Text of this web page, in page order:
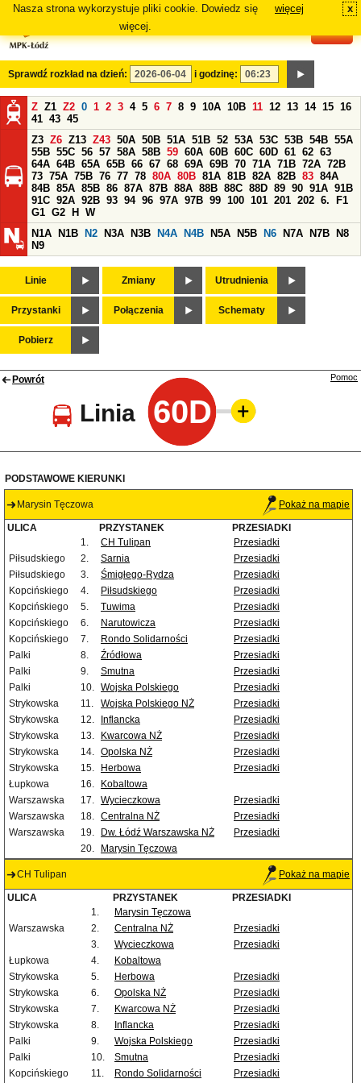
Nasza strona wykorzystuje pliki cookie. Dowiedz się
więcej.
więcej x
Sprawdź rozkład na dzień: i godzinę:
Z Z1 Z2 0 1 2 3 4 5 6 7 8 9 10A 10B 11 12 13 14 15 16
41 43 45
Z3 Z6 Z13 Z43 50A 50B 51A 51B 52 53A 53C 53B 54B 55A
55B 55C 56 57 58A 58B 59 60A 60B 60C 60D 61 62 63
64A 64B 65A 65B 66 67 68 69A 69B 70 71A 71B 72A 72B
73 75A 75B 76 77 78 80A 80B 81A 81B 82A 82B 83 84A
84B 85A 85B 86 87A 87B 88A 88B 88C 88D 89 90 91A 91B
91C 92A 92B 93 94 96 97A 97B 99 100 101 201 202 6.
F1
G1 G2 H
W
N1A
N1B N2 N3A N3B N4A N4B N5A N5B N6 N7A N7B
N8
N9
Linie Zmiany Utrudnienia
Przystanki Połączenia Schematy
Pobierz
Powrót
Linia 60D
Pomoc
PODSTAWOWE KIERUNKI
Marysin Tęczowa Pokaż na mapie
ULICA PRZYSTANEK
PRZESIADKI
1.
CH Tulipan
Przesiadki
Piłsudskiego
2. Sarnia
Przesiadki
Piłsudskiego
3. Śmigłego-Rydza
Przesiadki
Kopcińskiego
4. Piłsudskiego
Przesiadki
Kopcińskiego
5. Tuwima
Przesiadki
Kopcińskiego
6. Narutowicza
Przesiadki
Kopcińskiego
7. Rondo Solidarności
Przesiadki
Palki
8. Źródłowa
Przesiadki
Palki
9. Smutna
Przesiadki
Palki
10. Wojska Polskiego
Przesiadki
Strykowska
11. Wojska Polskiego NŻ
Przesiadki
Strykowska
12. Inflancka
Przesiadki
Strykowska
13. Kwarcowa NŻ
Przesiadki
Strykowska
14. Opolska NŻ
Przesiadki
Strykowska
15. Herbowa
Przesiadki
Łupkowa
16.
Kobaltowa
Warszawska
17. Wycieczkowa
Przesiadki
Warszawska
18. Centralna NŻ
Przesiadki
Warszawska
19. Dw. Łódź Warszawska NŻ
Przesiadki
20.
Marysin Tęczowa
CH Tulipan Pokaż na mapie
ULICA PRZYSTANEK
PRZESIADKI
1.
Marysin Tęczowa
Warszawska
2. Centralna NŻ
Przesiadki
3.
Wycieczkowa
Przesiadki
Łupkowa
4.
Kobaltowa
Strykowska
5. Herbowa
Przesiadki
Strykowska
6. Opolska NŻ
Przesiadki
Strykowska
7. Kwarcowa NŻ
Przesiadki
Strykowska
8. Inflancka
Przesiadki
Palki
9. Wojska Polskiego
Przesiadki
Palki
10. Smutna
Przesiadki
Kopcińskiego
11. Rondo Solidarności Przesiadki